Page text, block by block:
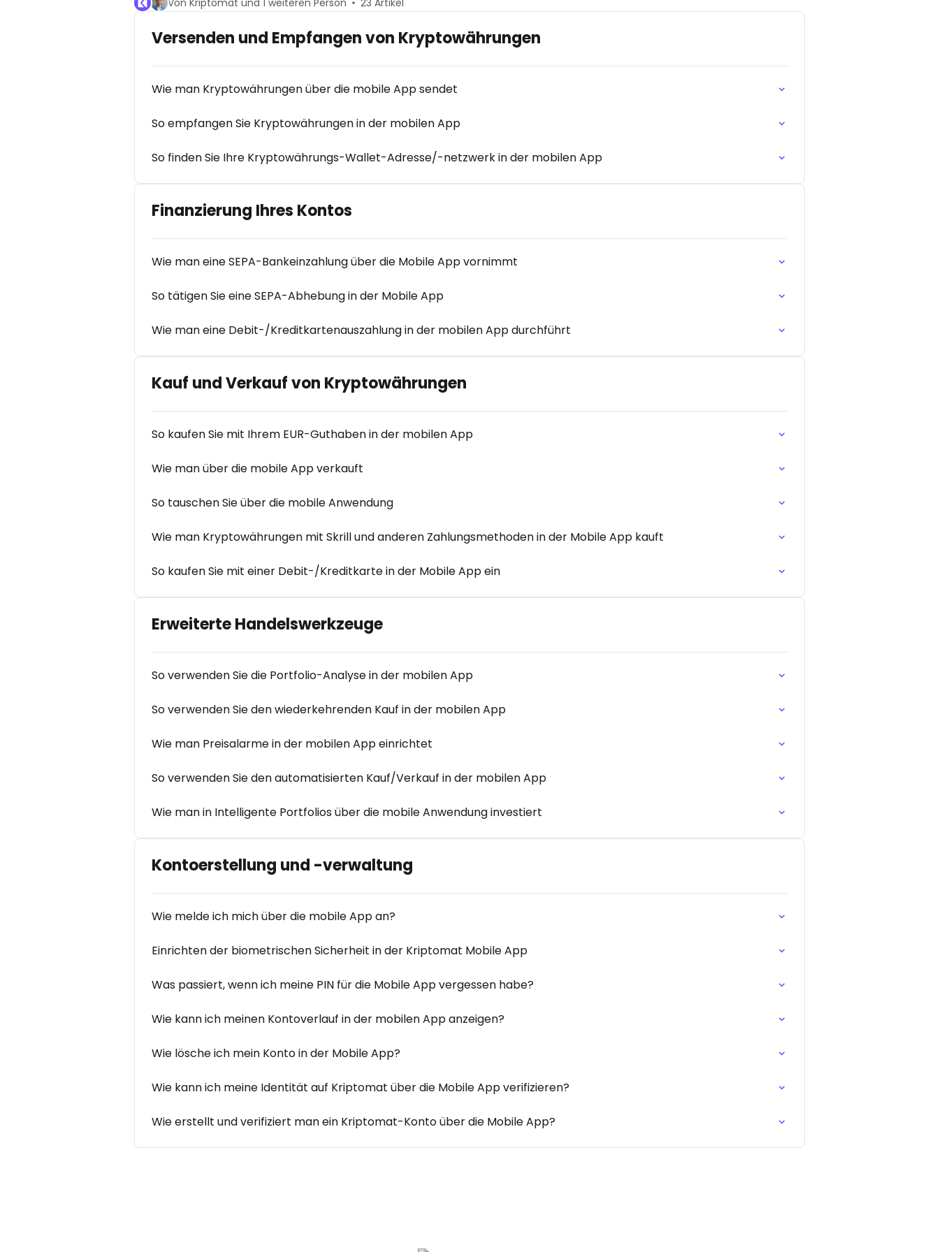
Von Kriptomat und 1 weiteren Person 23 Artikel
Versenden und Empfangen von Kryptowährungen
Wie man Kryptowährungen über die mobile App sendet
So empfangen Sie Kryptowährungen in der mobilen App
So finden Sie Ihre Kryptowährungs-Wallet-Adresse/-netzwerk in der mobilen App
Finanzierung Ihres Kontos
Wie man eine SEPA-Bankeinzahlung über die Mobile App vornimmt
So tätigen Sie eine SEPA-Abhebung in der Mobile App
Wie man eine Debit-/Kreditkartenauszahlung in der mobilen App durchführt
Kauf und Verkauf von Kryptowährungen
So kaufen Sie mit Ihrem EUR-Guthaben in der mobilen App
Wie man über die mobile App verkauft
So tauschen Sie über die mobile Anwendung
Wie man Kryptowährungen mit Skrill und anderen Zahlungsmethoden in der Mobile App kauft
So kaufen Sie mit einer Debit-/Kreditkarte in der Mobile App ein
Erweiterte Handelswerkzeuge
So verwenden Sie die Portfolio-Analyse in der mobilen App
So verwenden Sie den wiederkehrenden Kauf in der mobilen App
Wie man Preisalarme in der mobilen App einrichtet
So verwenden Sie den automatisierten Kauf/Verkauf in der mobilen App
Wie man in Intelligente Portfolios über die mobile Anwendung investiert
Kontoerstellung und -verwaltung
Wie melde ich mich über die mobile App an?
Einrichten der biometrischen Sicherheit in der Kriptomat Mobile App
Was passiert, wenn ich meine PIN für die Mobile App vergessen habe?
Wie kann ich meinen Kontoverlauf in der mobilen App anzeigen?
Wie lösche ich mein Konto in der Mobile App?
Wie kann ich meine Identität auf Kriptomat über die Mobile App verifizieren?
Wie erstellt und verifiziert man ein Kriptomat-Konto über die Mobile App?